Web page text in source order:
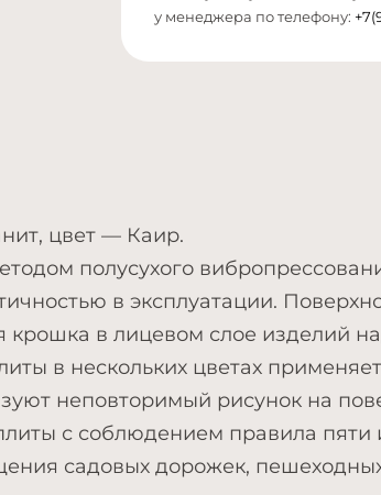
у менеджера по телефону:
цвет — Каир.
полусухого
в эксплуатации.
крошка в лицевом слое изделий
в нескольких цветах
неповторимый рисунок на
с соблюдением правила пяти
садовых дорожек, пешеходных